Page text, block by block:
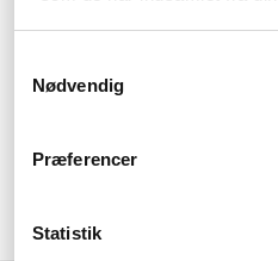
Nødvendig
Præferencer
Statistik